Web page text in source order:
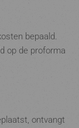
bepaald.
op de proforma
ontvangt